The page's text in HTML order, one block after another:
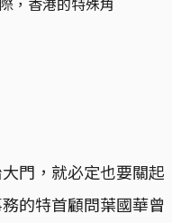
門，就必定也要關起
的特首顧問葉國華曾